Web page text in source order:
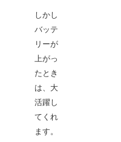
しかし
バッテ
リーが
上がっ
たとき
は、大
活躍し
てくれ
ます。